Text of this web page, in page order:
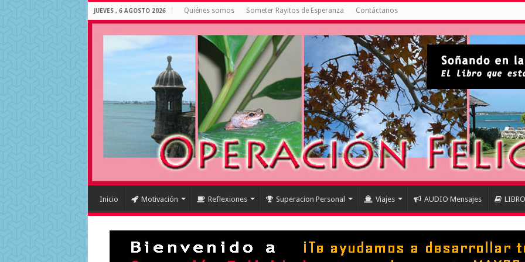
JUEVES , 6 AGOSTO 2026 Quiénes somos Someter Rayitos de Esperanza Contáctanos
Inicio Motivación Reflexiones Superacion Personal Viajes AUDIO Mensajes